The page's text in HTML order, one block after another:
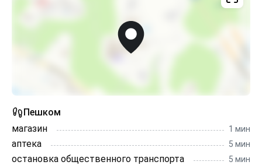
Пешком
магазин
1 мин
аптека 5 мин
остановка общественного транспорта 5 мин